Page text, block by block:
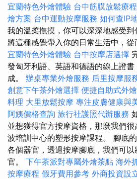
宜蘭特色外燴體驗 台中筋膜放鬆療
燴方案 台中運動按摩服務 如何查IP
我的溫柔撫摸，你可以深深地感受
將這種感覺帶入你的日常生活中，從
宜蘭特色外燴體驗 台中按摩店選擇
發匈牙利語、英語和德語的線上證
成。 辦桌專業外燴服務 后里按摩服
創意下午茶外燴選擇 便捷自助式外
料理 大里放鬆按摩 專注皮膚健康與
阿姨價格查詢 旅行社護照代辦服務
並想獲得官方按摩資格，那麼我們
波培訓中心的塑形按摩課程。 腳底
各個器官，透過按摩腳底，我們可
官。 下午茶派對專屬外燴茶點 海外
按摩療程 假牙費用參考 外商投資設